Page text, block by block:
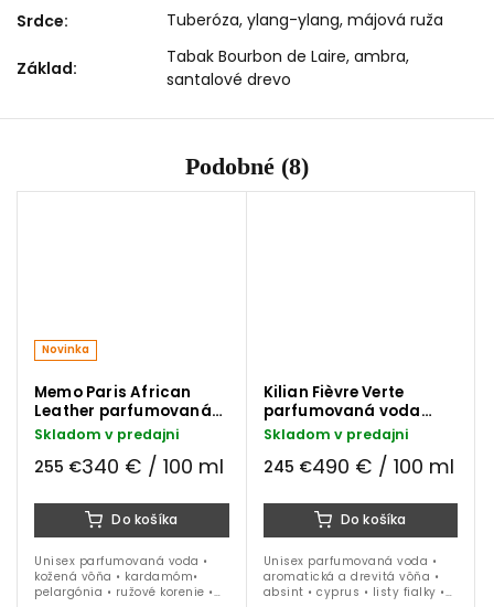
Srdce: Tuberóza, ylang-ylang, májová ruža
Základ:
Tabak Bourbon de Laire, ambra,
santalové drevo
Podobné (8)
Novinka
Memo Paris African
Leather parfumovaná
voda 75 ml
Skladom v predajni
255 €340 € / 100 ml
Do košíka
Unisex parfumovaná voda •
kožená vôňa • kardamóm•
pelargónia • ružové korenie •
Kilian Fièvre Verte
parfumovaná voda
50ml
Skladom v predajni
245 €490 € / 100 ml
Do košíka
Unisex parfumovaná voda •
aromatická a drevitá vôňa •
absint • cyprus • listy fialky •